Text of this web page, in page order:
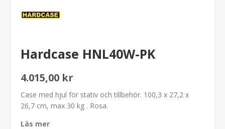
Hardcase HNL40W-PK
4.015,00 kr
Case med hjul för stativ och tillbehör. 100,3 x 27,2 x
26,7 cm, max 30 kg . Rosa.
Läs mer